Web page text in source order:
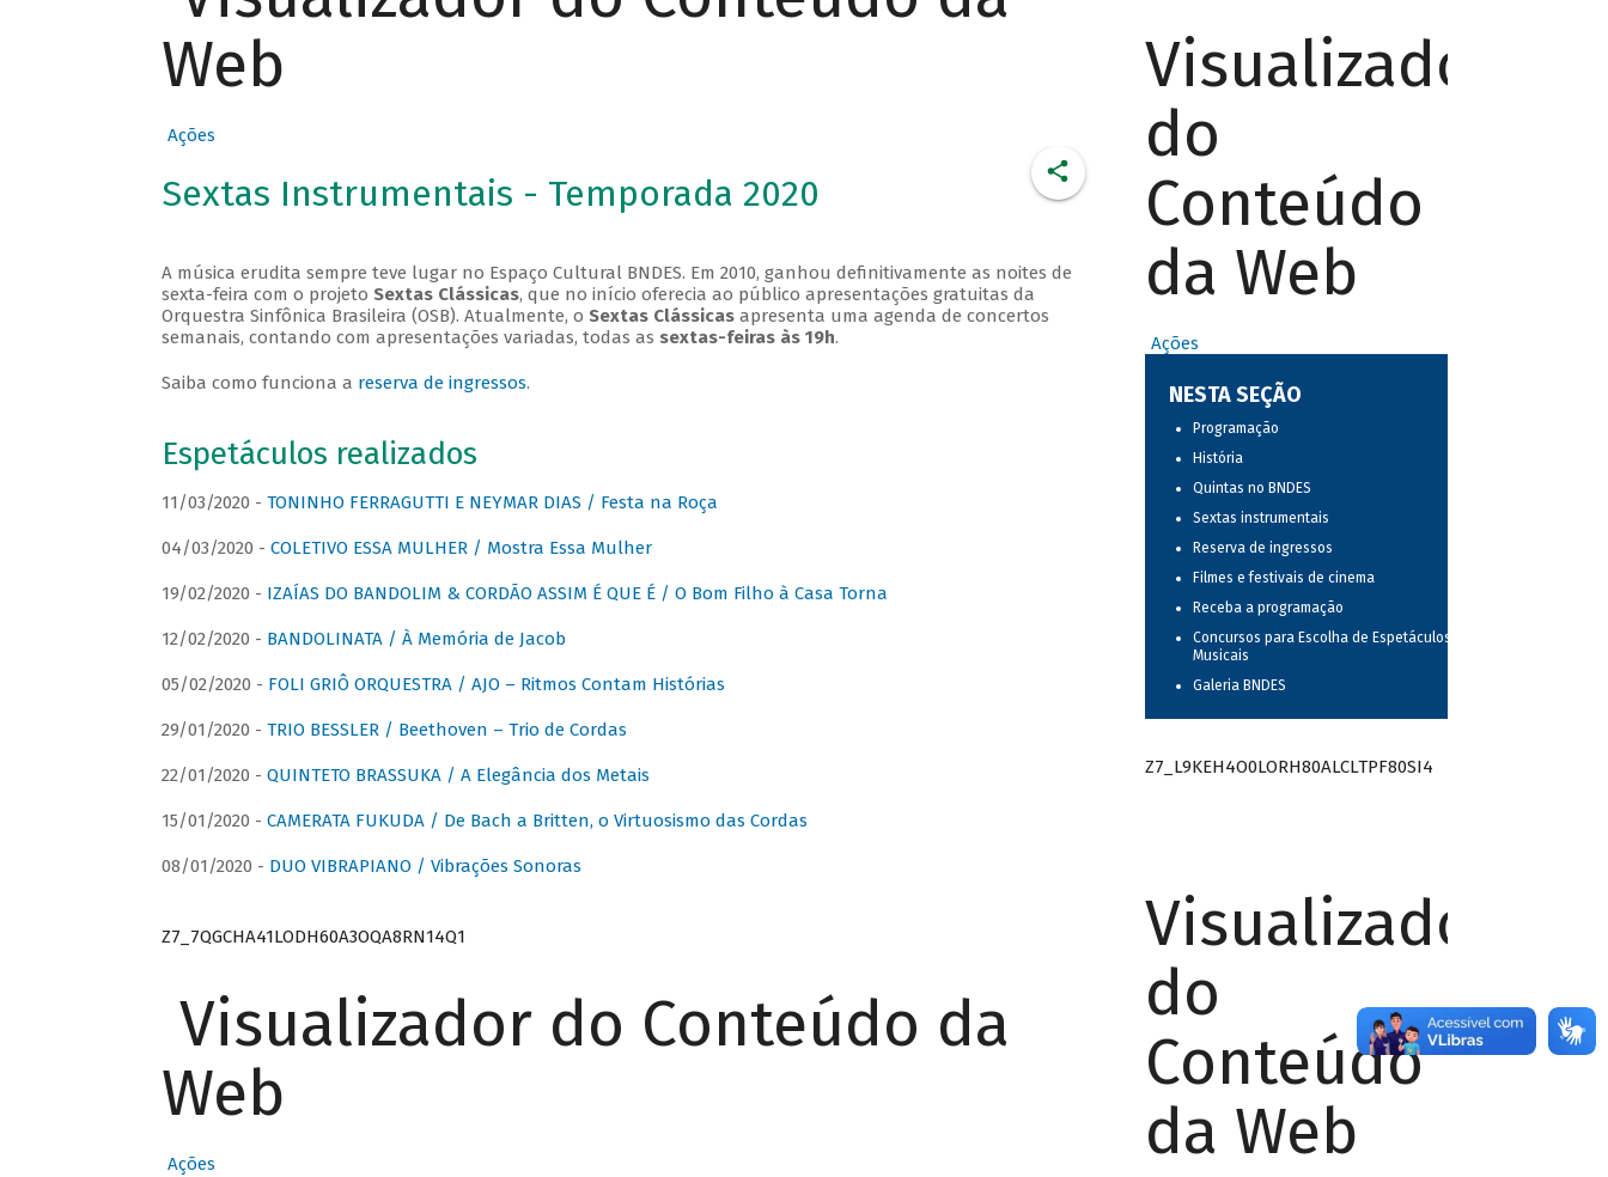
Web
Ações
Sextas Instrumentais - Temporada 2020
A música erudita sempre teve lugar no Espaço Cultural BNDES. Em 2010, ganhou definitivamente as noites de
sexta-feira com o projeto Sextas Clássicas, que no início oferecia ao público apresentações gratuitas da
Orquestra Sinfônica Brasileira (OSB). Atualmente, o Sextas Clássicasapresenta uma agenda de concertos
semanais, contando com apresentações variadas, todas as sextas-feiras às 19h.
Saiba como funciona a reserva de ingressos.
Espetáculos realizados
11/03/2020 - TONINHO FERRAGUTTI E NEYMAR DIAS / Festa na Roça
04/03/2020 - COLETIVO ESSA MULHER / Mostra Essa Mulher
19/02/2020 - IZAÍAS DO BANDOLIM & CORDÃO ASSIM É QUE É / O Bom Filho à Casa Torna
12/02/2020 - BANDOLINATA / À Memória de Jacob
05/02/2020 - FOLI GRIÔ ORQUESTRA / AJO – Ritmos Contam Histórias
29/01/2020 - TRIO BESSLER / Beethoven – Trio de Cordas
22/01/2020 - QUINTETO BRASSUKA / A Elegância dos Metais
15/01/2020 - CAMERATA FUKUDA / De Bach a Britten, o Virtuosismo das Cordas
08/01/2020 - DUO VIBRAPIANO / Vibrações Sonoras
Z7_7QGCHA41LODH60A3OQA8RN14Q1
Visualizador do Conteúdo da
Web
Ações
Visualizador
do
Conteúdo
da Web
Ações
NESTA SEÇÃO
Programação
História
Quintas no BNDES
Sextas instrumentais
Reserva de ingressos
Filmes e festivais de cinema
Receba a programação
Concursos para Escolha de Espetáculos
Musicais
Galeria BNDES
Z7_L9KEH4O0LORH80ALCLTPF80SI4
Visualizador
do
Conteúdo
da Web